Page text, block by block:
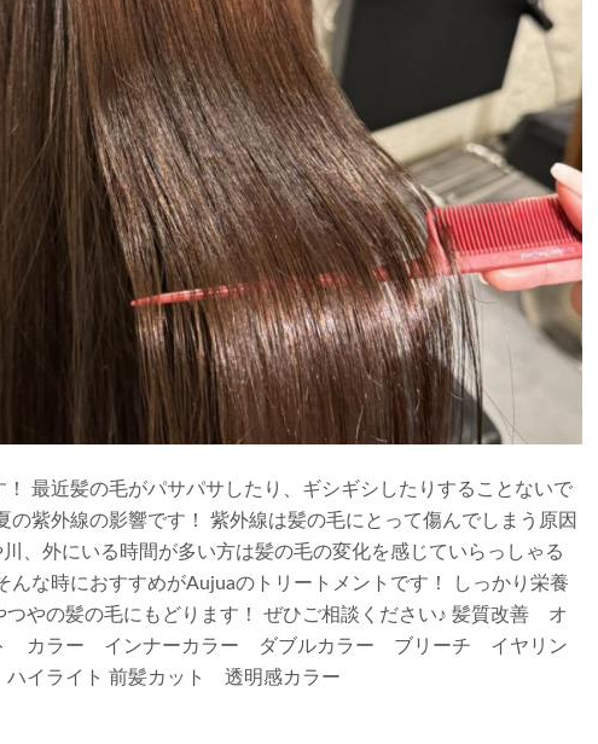
！ 最近髪の毛がパサパサしたり、ギシギシしたりすることないで
の紫外線の影響です！ 紫外線は髪の毛にとって傷んでしまう原因
、外にいる時間が多い方は髪の毛の変化を感じていらっしゃる
んな時におすすめがAujuaのトリートメントです！ しっかり栄養
つやの髪の毛にもどります！ ぜひご相談ください♪ 髪質改善 オ
カラー インナーカラー ダブルカラー ブリーチ イヤリン
イライト 前髪カット 透明感カラー